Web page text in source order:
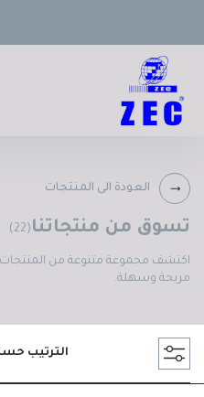
العودة الى المنتجات
تسوق من منتجاتنا (22)
اكتشف مجموعة متنوعة من المنتجات
مريحة وسهلة.
الترتيب